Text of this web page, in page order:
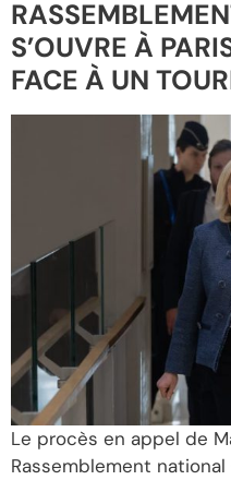
S’OUVRE À
FACE À UN
Le procès en appel de
Rassemblement